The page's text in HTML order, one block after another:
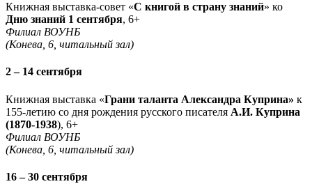
Книжная выставка-совет «С книгой в страну знаний» ко
Дню знаний 1 сентября, 6+
Филиал ВОУНБ
(Конева, 6, читальный зал)
2 – 14 сентября
Книжная выставка «Грани таланта Александра Куприна» к
155-летию со дня рождения русского писателя А.И. Куприна
(1870-1938), 6+
Филиал ВОУНБ
(Конева, 6, читальный зал)
16 – 30 сентября